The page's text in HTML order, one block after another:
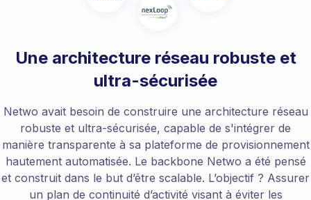
Une architecture réseau robuste et
ultra-sécurisée
Netwo avait besoin de construire une architecture réseau
robuste et ultra-sécurisée, capable de s'intégrer de
manière transparente à sa plateforme de provisionnement
hautement automatisée. Le backbone Netwo a été pensé
et construit dans le but d’être scalable. L’objectif ? Assurer
un plan de continuité d’activité visant à éviter les